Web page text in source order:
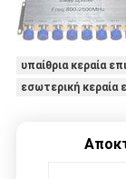
υπαίθρια κεραία
εσωτερική κεραία